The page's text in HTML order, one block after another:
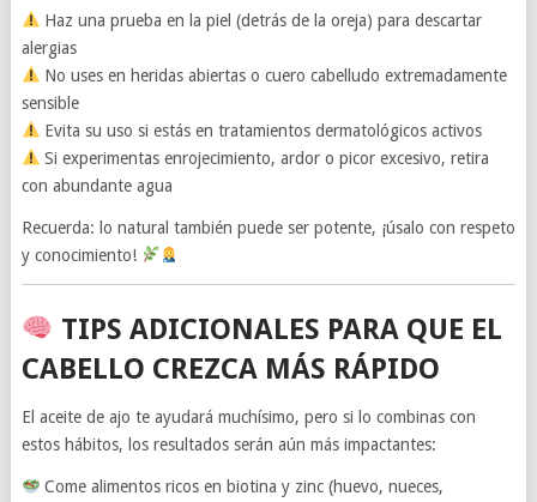
Haz una prueba en la piel (detrás de la oreja) para descartar
alergias
No uses en heridas abiertas o cuero cabelludo extremadamente
sensible
Evita su uso si estás en tratamientos dermatológicos activos
Si experimentas enrojecimiento, ardor o picor excesivo, retira
con abundante agua
Recuerda: lo natural también puede ser potente, ¡úsalo con respeto
y conocimiento!
TIPS ADICIONALES PARA QUE EL
CABELLO CREZCA MÁS RÁPIDO
El aceite de ajo te ayudará muchísimo, pero si lo combinas con
estos hábitos, los resultados serán aún más impactantes:
Come alimentos ricos en biotina y zinc (huevo, nueces,